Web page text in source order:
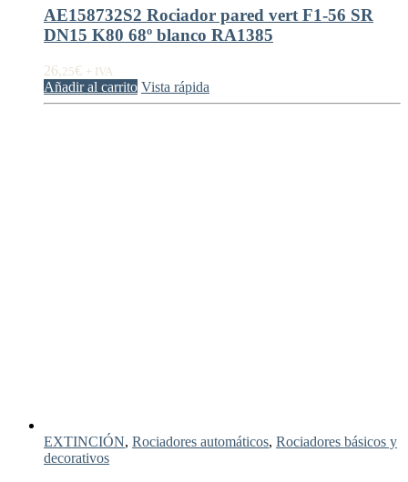
AE158732S2 Rociador pared vert F1-56 SR
DN15 K80 68º blanco RA1385
26,25€ + IVA
Añadir al carrito Vista rápida
EXTINCIÓN, Rociadores automáticos, Rociadores básicos y
decorativos